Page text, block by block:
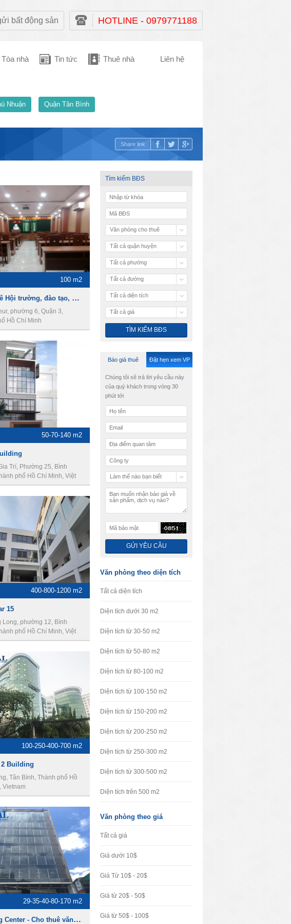
bất động sản HOTLINE - 0979771188
Tòa nhà Tin tức Thuê nhà Liên hệ
Nhuận Quận Tân Bình
Share link
100 m2
Cho thuê Hội trường, đào tạo, hội họp, hội thảo ngay trung tâm Quận 3
phường 6, Quận 3,
Hồ Chí Minh
50-70-140 m2
Trí, Phường 25, Bình
phố Hồ Chí Minh, Việt
400-800-1200 m2
15
Long, phường 12, Bình
phố Hồ Chí Minh, Việt
100-250-400-700 m2
2 Building
Tân Bình, Thành phố Hồ
Vietnam
29-35-40-80-170 m2
Amazing Center - Cho thuê văn phòng Quận Tân Bình
Tìm kiếm BĐS
Văn phòng cho thuê
Tất cả quận huyện
Tất cả phường
Tất cả đường
Tất cả diện tích
Tất cả giá
Báo giá thuê Đặt hẹn xem VP
Chúng tôi sẽ trả lời yêu cầu này
của quý khách trong vòng 30
phút tới
Làm thế nào bạn biết
Văn phòng theo diện tích
Tất cả diện tích
Diện tích dưới 30 m2
Diện tích từ 30-50 m2
Diện tích từ 50-80 m2
Diện tích từ 80-100 m2
Diện tích từ 100-150 m2
Diện tích từ 150-200 m2
Diện tích từ 200-250 m2
Diện tích từ 250-300 m2
Diện tích từ 300-500 m2
Diện tích trên 500 m2
Văn phòng theo giá
Tất cả giá
Giá dưới 10$
Giá Từ 10$ - 20$
Giá từ 20$ - 50$
Giá từ 50$ - 100$